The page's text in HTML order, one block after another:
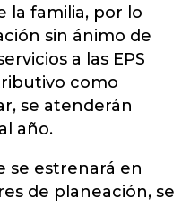
la familia, por lo
sin ánimo de
a las EPS
como
se atenderán
año.
se estrenará en
de planeación, se